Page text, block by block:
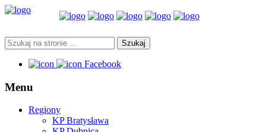
Facebook
Menu
Regiony
KP Bratysława